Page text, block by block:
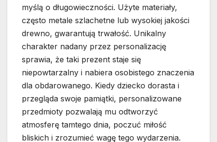
myślą o długowieczności. Użyte materiały,
często metale szlachetne lub wysokiej jakości
drewno, gwarantują trwałość. Unikalny
charakter nadany przez personalizację
sprawia, że taki prezent staje się
niepowtarzalny i nabiera osobistego znaczenia
dla obdarowanego. Kiedy dziecko dorasta i
przegląda swoje pamiątki, personalizowane
przedmioty pozwalają mu odtworzyć
atmosferę tamtego dnia, poczuć miłość
bliskich i zrozumieć wagę tego wydarzenia.